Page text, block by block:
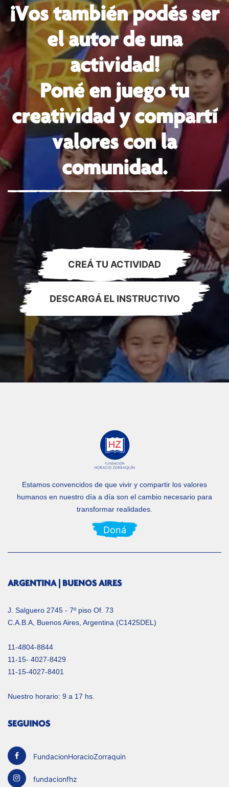
¡Vos también podés ser
el autor de una
actividad!
Poné en juego tu
creatividad y compartí
valores con la
comunidad.
CREÁ TU ACTIVIDAD
DESCARGÁ EL INSTRUCTIVO
Estamos convencidos de que vivir y compartir los valores
humanos en nuestro día a día son el cambio necesario para
transformar realidades.
Doná
ARGENTINA | BUENOS AIRES
J. Salguero 2745 - 7º piso Of. 73
C.A.B.A, Buenos Aires, Argentina (C1425DEL)
11-4804-8844
11-15- 4027-8429
11-15-4027-8401
Nuestro horario: 9 a 17 hs.
SEGUINOS
FundacionHoracioZorraquin
fundacionfhz